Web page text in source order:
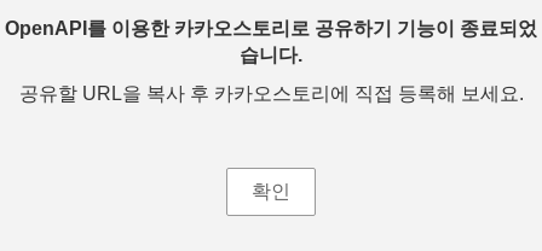
OpenAPI를 이용한 카카오스토리로 공유하기 기능이 종료되었
습니다.
공유할 URL을 복사 후 카카오스토리에 직접 등록해 보세요.
확인